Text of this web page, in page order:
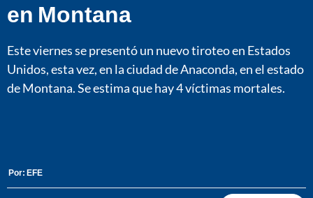
en Montana
Este viernes se presentó un nuevo tiroteo en Estados
Unidos, esta vez, en la ciudad de Anaconda, en el estado
de Montana. Se estima que hay 4 víctimas mortales.
Por: EFE